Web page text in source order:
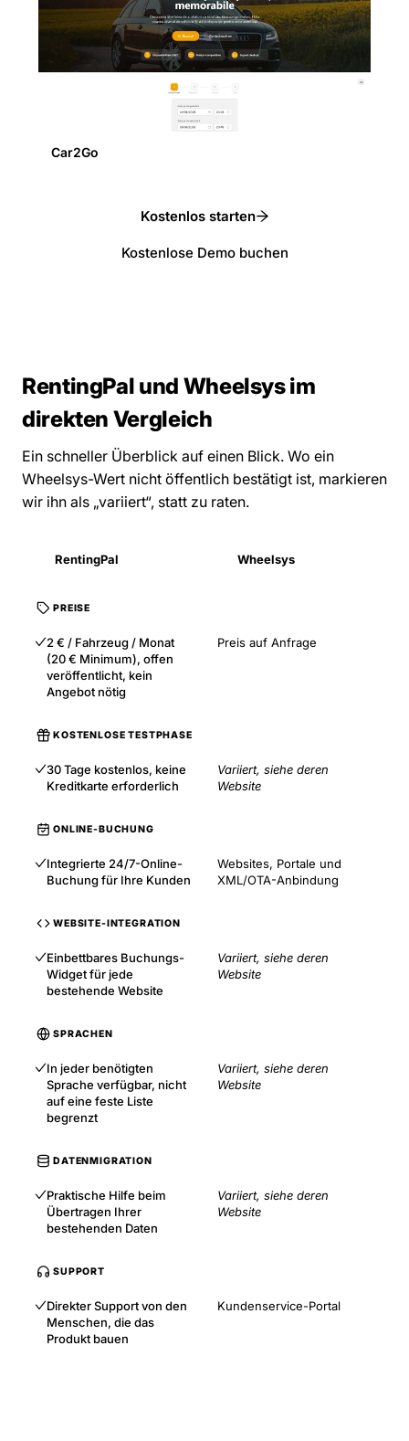
Car2Go
Kostenlos starten
Kostenlose Demo buchen
RentingPal und Wheelsys im
direkten Vergleich
Ein schneller Überblick auf einen Blick. Wo ein
Wheelsys-Wert nicht öffentlich bestätigt ist, markieren
wir ihn als „variiert“, statt zu raten.
RentingPal Wheelsys
PREISE
2 € / Fahrzeug / Monat
(20 € Minimum), offen
veröffentlicht, kein
Angebot nötig
Preis auf Anfrage
KOSTENLOSE TESTPHASE
30 Tage kostenlos, keine
Kreditkarte erforderlich
Variiert, siehe deren
Website
ONLINE-BUCHUNG
Integrierte 24/7-Online-
Buchung für Ihre Kunden
Websites, Portale und
XML/OTA-Anbindung
WEBSITE-INTEGRATION
Einbettbares Buchungs-
Widget für jede
bestehende Website
Variiert, siehe deren
Website
SPRACHEN
In jeder benötigten
Sprache verfügbar, nicht
auf eine feste Liste
begrenzt
Variiert, siehe deren
Website
DATENMIGRATION
Praktische Hilfe beim
Übertragen Ihrer
bestehenden Daten
Variiert, siehe deren
Website
SUPPORT
Direkter Support von den
Menschen, die das
Produkt bauen
Kundenservice-Portal